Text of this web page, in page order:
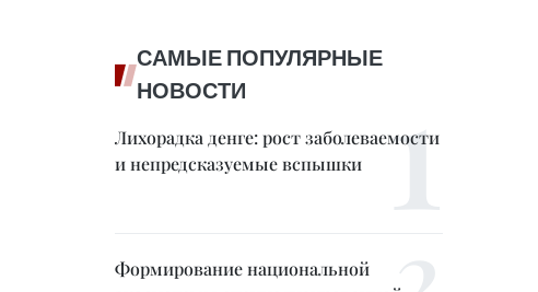
САМЫЕ ПОПУЛЯРНЫЕ
НОВОСТИ
Лихорадка денге: рост заболеваемости
и непредсказуемые вспышки
Формирование национальной